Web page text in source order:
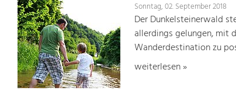
Sonntag, 02. September 2018
Der Dunkelsteinerwald
allerdings gelungen, mit
Wanderdestination zu
weiterlesen »